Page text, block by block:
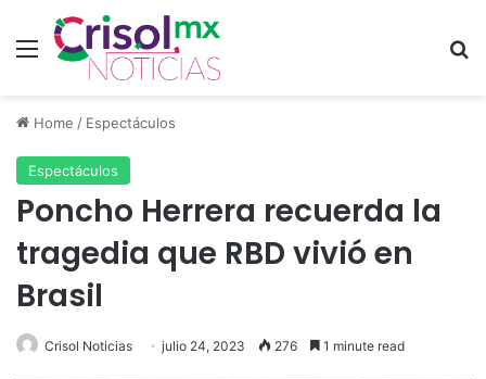
Menu
Home / Espectáculos
Espectáculos
Poncho Herrera recuerda la
tragedia que RBD vivió en
Brasil
Crisol Noticias julio 24, 2023 276 1 minute read